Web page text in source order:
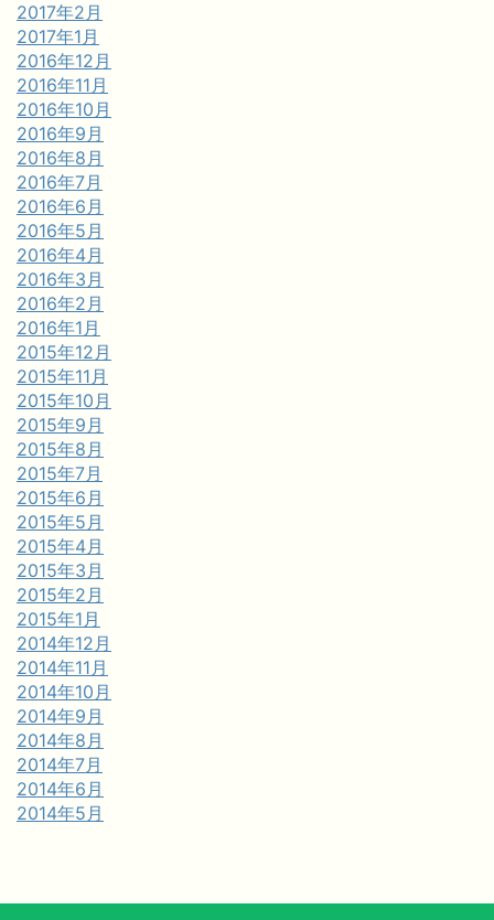
2017年2月
2017年1月
2016年12月
2016年11月
2016年10月
2016年9月
2016年8月
2016年7月
2016年6月
2016年5月
2016年4月
2016年3月
2016年2月
2016年1月
2015年12月
2015年11月
2015年10月
2015年9月
2015年8月
2015年7月
2015年6月
2015年5月
2015年4月
2015年3月
2015年2月
2015年1月
2014年12月
2014年11月
2014年10月
2014年9月
2014年8月
2014年7月
2014年6月
2014年5月